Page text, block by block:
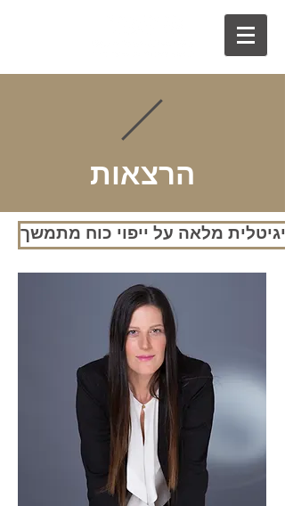
הרצאות
מלאה על ייפוי כוח מתמשך